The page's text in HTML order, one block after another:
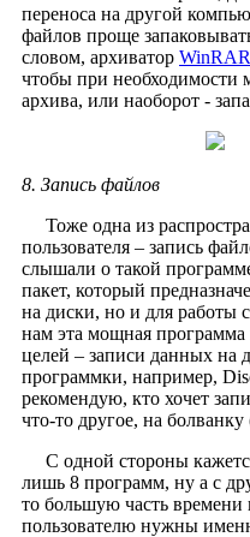
переноса на другой
файлов проще
словом, архиватор WinRAR
чтобы при необходимости
архива, или наоборот -
8. Запись файлов
Тоже одна из
пользователя – запись
слышали о такой
пакет, который
на диски, но и для работы
нам эта мощная
целей – записи данных на
программки, например,
рекомендую, кто хочет
что-то другое, на
С одной стороны
лишь 8 программ, ну а с
то большую часть времени
пользователю нужны